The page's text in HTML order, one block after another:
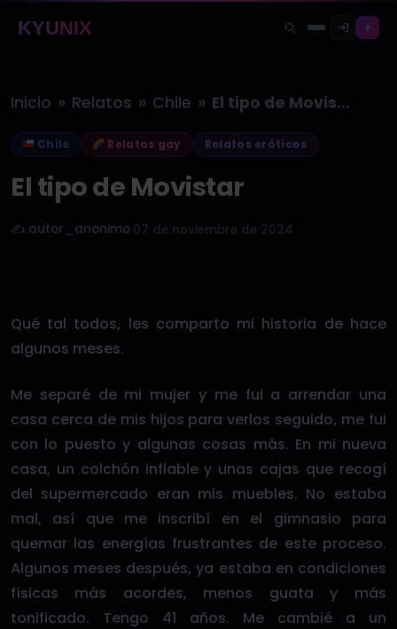
KYUNIX
Inicio » Relatos » Chile » El tipo de Movistar
Chile Relatos gay Relatos eróticos
El tipo de Movistar
✍️ autor_anonimo 07 de noviembre de 2024
Qué tal todos, les comparto mi historia de hace
algunos meses.
Me separé de mi mujer y me fui a arrendar una
casa cerca de mis hijos para verlos seguido, me fui
con lo puesto y algunas cosas más. En mi nueva
casa, un colchón inflable y unas cajas que recogí
del supermercado eran mis muebles. No estaba
mal, así que me inscribí en el gimnasio para
quemar las energías frustrantes de este proceso.
Algunos meses después, ya estaba en condiciones
físicas más acordes, menos guata y más
tonificado. Tengo 41 años. Me cambié a un